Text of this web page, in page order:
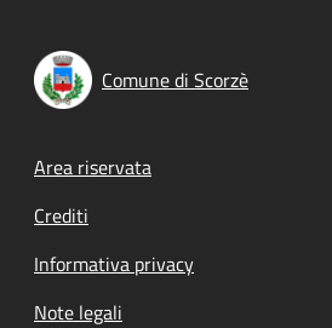
Comune di Scorzè
Footer menu
Area riservata
Crediti
Informativa privacy
Note legali